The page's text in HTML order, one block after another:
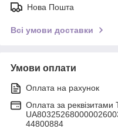
Нова Пошта
Всі умови доставки
Умови оплати
Оплата на рахунок
Оплата за
44800884